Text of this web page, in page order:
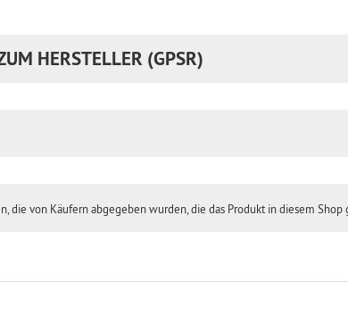
HERSTELLER (GPSR)
die von Käufern abgegeben wurden, die das Produkt in diesem Shop